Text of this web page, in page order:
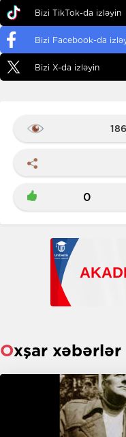
Bizi TikTok-da izləyin
Bizi Facebook-da
Bizi X-da izləyin
0
Oxşar xəbərlər